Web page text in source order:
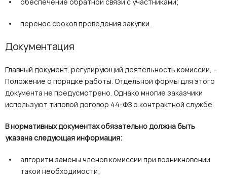
перенос сроков проведения закупки.
Документация
Главный документ, регулирующий деятельность комиссии, –
Положение о порядке работы. Отдельной формы для этого
документа не предусмотрено. Однако многие заказчики
используют типовой договор 44-ФЗ о контрактной службе.
В нормативных документах обязательно должна быть
указана следующая информация:
алгоритм замены членов комиссии при возникновении
такой необходимости;